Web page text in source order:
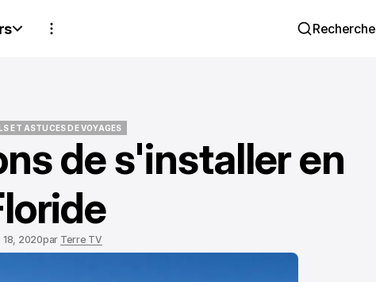
Recherche
ET ASTUCES DE VOYAGES
ET ASTUCES DE VOYAGESde s'installer en
18, 2020par Terre TV